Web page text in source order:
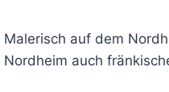
Malerisch auf dem
Nordheim auch